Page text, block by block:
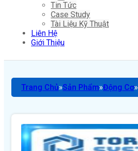
Tin Tức
Case Study
Tài Liệu Kỹ Thuật
Liên Hệ
Giới Thiệu
Trang Chủ Sản Phẩm Động Cơ